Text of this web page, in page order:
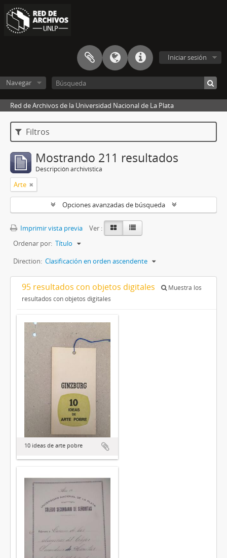
Iniciar sesión
Navegar
Red de Archivos de la Universidad Nacional de La Plata
Filtros
Mostrando 211 resultados
Descripción archivística
Arte
Opciones avanzadas de búsqueda
Imprimir vista previa
Ver :
Ordenar por: Título
Direction: Clasificación en orden ascendente
95 resultados con objetos digitales
Muestra los
resultados con objetos digitales
10 ideas de arte pobre